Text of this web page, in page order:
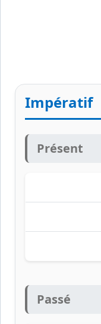
Impératif
Présent
Passé